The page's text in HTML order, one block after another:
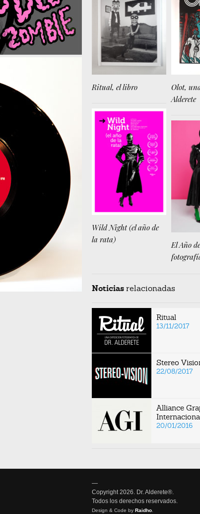
Ritual, el libro
Olot,
Alderete
Wild Night (el año de
la rata)
El Año
Noticiasrelacionadas
Ritual
13/11/2017
Stereo
22/08/2017
Alliance
20/01/2016
—
Copyright 2026. Dr. Alderete®.
Todos los derechos reservados.
Design & Code by Raidho